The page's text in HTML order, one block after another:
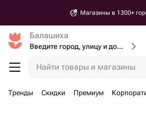
Магазины в 1300+
Балашиха
Введите город, улицу и дом доставки
Найти товары и магазины
Тренды Скидки Премиум